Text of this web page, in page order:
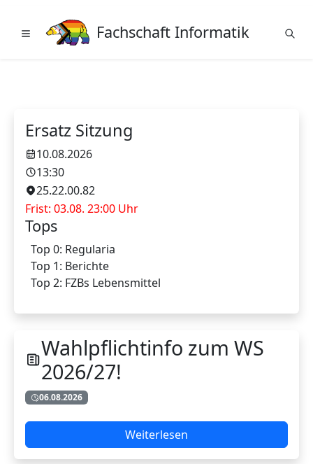
Fachschaft Informatik
Ersatz Sitzung
10.08.2026
13:30
25.22.00.82
Frist: 03.08. 23:00 Uhr
Tops
Top 0: Regularia
Top 1: Berichte
Top 2: FZBs Lebensmittel
Wahlpflichtinfo zum WS
2026/27!
06.08.2026
Weiterlesen